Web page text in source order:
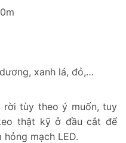
xanh lá, đỏ,…
rời tùy theo ý muốn, tuy
thật kỹ ở đầu cắt để
mạch LED.